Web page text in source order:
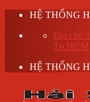
Skip
content
HỆ THỐNG
Địa chỉ:
Tp.HCM
HỆ THỐNG